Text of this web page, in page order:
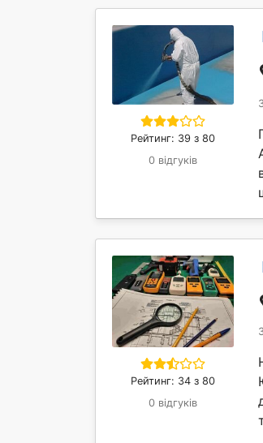
Рейтинг: 39 з 80
0 відгуків
Рейтинг: 34 з 80
0 відгуків